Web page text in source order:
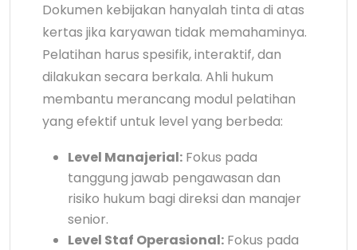
Dokumen kebijakan hanyalah tinta di atas
kertas jika karyawan tidak memahaminya.
Pelatihan harus spesifik, interaktif, dan
dilakukan secara berkala. Ahli hukum
membantu merancang modul pelatihan
yang efektif untuk level yang berbeda:
Level Manajerial: Fokus pada
tanggung jawab pengawasan dan
risiko hukum bagi direksi dan manajer
senior.
Level Staf Operasional: Fokus pada